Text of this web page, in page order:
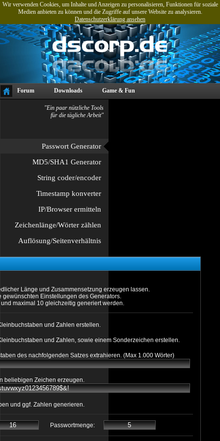
Wir verwenden Cookies, um Inhalte und Anzeigen zu personalisieren, Funktionen für soziale
Medien anbieten zu können und die Zugriffe auf unsere Website zu analysieren.
Datenschutzerklärung ansehen
Forum Downloads Game & Fun
Projekte & Referenzen Tools
"Ein paar nützliche Tools
für die tägliche Arbeit"
Passwort Generator
MD5/SHA1 Generator
String coder/encoder
Timestamp konverter
IP/Browser ermitteln
Zeichenlänge/Wörter zählen
Auflösung/Seitenverhältnis
Länge und Zusammensetzung erzeugen lassen.
Einstellungen des Generators.
maximal 10 gleichzeitig generiert werden.
und Zahlen erstellen.
und Zahlen, sowie einem Sonderzeichen erstellen.
des nachfolgenden Satzes extrahieren. (Max 1.000 Wörter)
beliebigen Zeichen erzeugen.
und ggf. Zahlen generieren.
Passwortmenge: